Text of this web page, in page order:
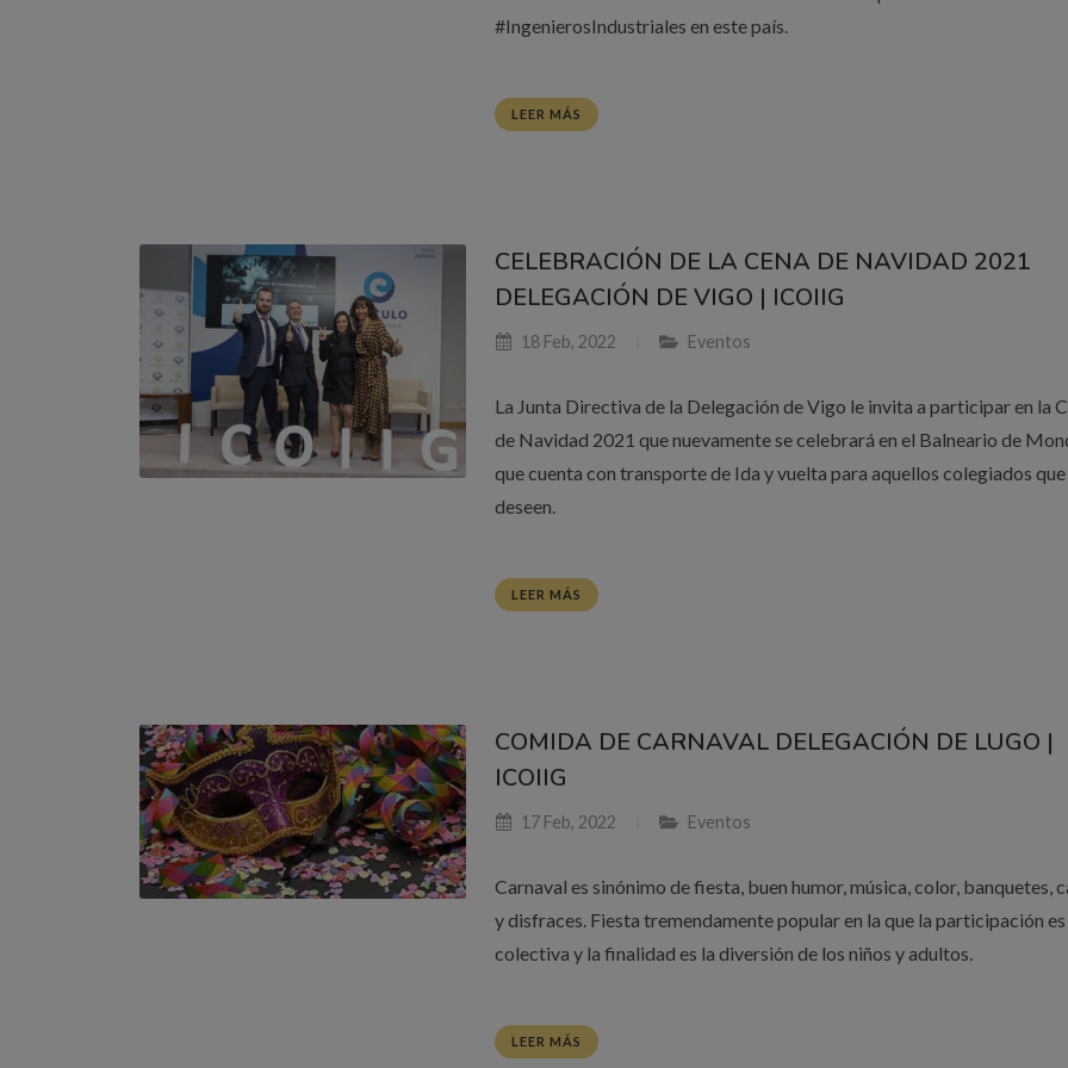
#IngenierosIndustriales en este país.
LEER MÁS
CELEBRACIÓN DE LA CENA DE NAVIDAD 2021
DELEGACIÓN DE VIGO | ICOIIG
18 Feb, 2022 Eventos
La Junta Directiva de la Delegación de Vigo le invita a participar en la
de Navidad 2021 que nuevamente se celebrará en el Balneario de
que cuenta con transporte de Ida y vuelta para aquellos colegiados
deseen.
LEER MÁS
COMIDA DE CARNAVAL DELEGACIÓN DE LUGO |
ICOIIG
17 Feb, 2022 Eventos
Carnaval es sinónimo de fiesta, buen humor, música, color, banquetes,
y disfraces. Fiesta tremendamente popular en la que la participación es
colectiva y la finalidad es la diversión de los niños y adultos.
LEER MÁS